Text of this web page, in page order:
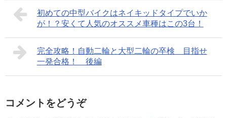
初めての中型バイクはネイキッドタイプでいか
が！？安くて人気のオススメ車種はこの3台！
完全攻略！自動二輪と大型二輪の卒検 目指せ
一発合格！ 後編
コメントをどうぞ